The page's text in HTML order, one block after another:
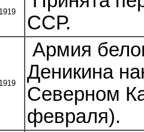
ССР.
Армия
Деникина
Северном
февраля).